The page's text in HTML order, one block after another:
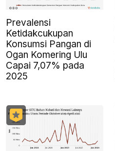
Prevalensi
Ketidakcukupan
Konsumsi Pangan di
Ogan Komering Ulu
Capai 7,07% pada
2025